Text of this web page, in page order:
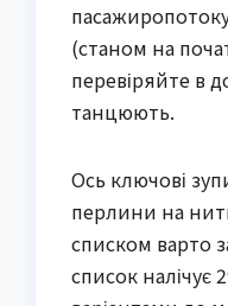
(станом на
перевіряйте в
танцюють.
Ось ключові
перлини на
списком варто
список налічує